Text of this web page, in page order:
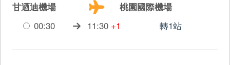
甘迺迪機場
桃園國際機場
00:30
11:30 +1 轉1站